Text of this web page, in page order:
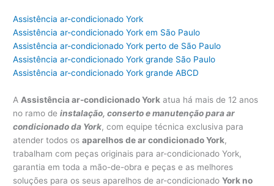
Assistência ar-condicionado York
Assistência ar-condicionado York em São Paulo
Assistência ar-condicionado York perto de São Paulo
Assistência ar-condicionado York grande São Paulo
Assistência ar-condicionado York grande ABCD
A Assistência ar-condicionado York atua há mais de 12 anos
no ramo deinstalação, conserto e manutenção para ar
condicionado da York, com equipe técnica exclusiva para
atender todos osaparelhos de ar condicionado York,
trabalham com peças originais para ar-condicionado York,
garantia em toda a mão-de-obra e peças e as melhores
soluções para os seus aparelhos de ar-condicionadoYork no